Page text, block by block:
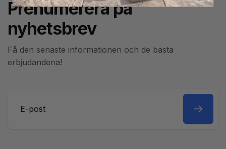
Prenumerera på
nyhetsbrev
Få den senaste informationen och de bästa
erbjudandena!